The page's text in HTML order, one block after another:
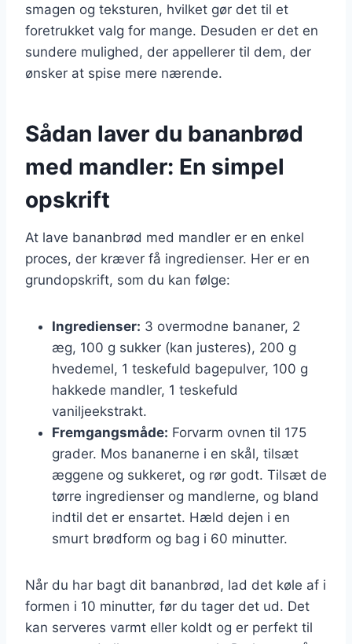
smagen og teksturen, hvilket gør det til et
foretrukket valg for mange. Desuden er det en
sundere mulighed, der appellerer til dem, der
ønsker at spise mere nærende.
Sådan laver du bananbrød
med mandler: En simpel
opskrift
At lave bananbrød med mandler er en enkel
proces, der kræver få ingredienser. Her er en
grundopskrift, som du kan følge:
Ingredienser: 3 overmodne bananer, 2
æg, 100 g sukker (kan justeres), 200 g
hvedemel, 1 teskefuld bagepulver, 100 g
hakkede mandler, 1 teskefuld
vaniljeekstrakt.
Fremgangsmåde: Forvarm ovnen til 175
grader. Mos bananerne i en skål, tilsæt
æggene og sukkeret, og rør godt. Tilsæt de
tørre ingredienser og mandlerne, og bland
indtil det er ensartet. Hæld dejen i en
smurt brødform og bag i 60 minutter.
Når du har bagt dit bananbrød, lad det køle af i
formen i 10 minutter, før du tager det ud. Det
kan serveres varmt eller koldt og er perfekt til